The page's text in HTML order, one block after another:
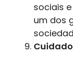
sociais
um dos